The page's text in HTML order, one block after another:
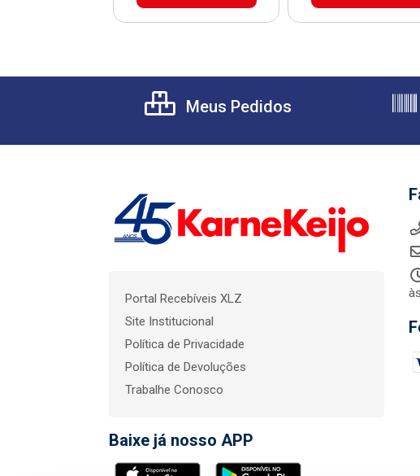
Meus Pedidos
Portal Recebíveis XLZ
Site Institucional
Política de Privacidade
Política de Devoluções
Trabalhe Conosco
Baixe já nosso APP